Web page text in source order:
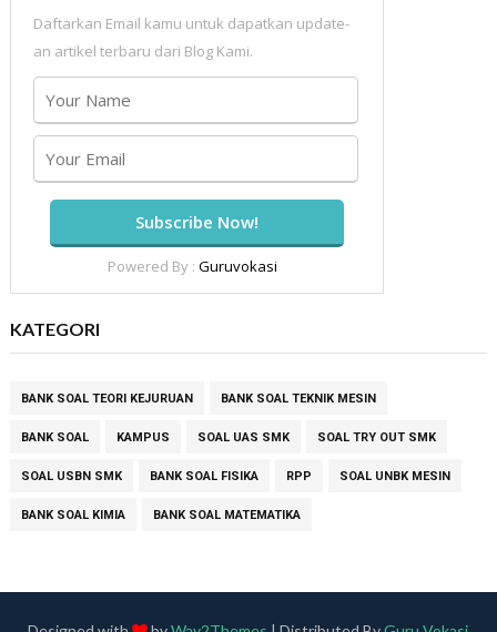
Daftarkan Email kamu untuk dapatkan update-
an artikel terbaru dari Blog Kami.
Powered By :Guruvokasi
KATEGORI
BANK SOAL TEORI KEJURUAN BANK SOAL TEKNIK MESIN
BANK SOAL KAMPUS SOAL UAS SMK SOAL TRY OUT SMK
SOAL USBN SMK BANK SOAL FISIKA RPP SOAL UNBK MESIN
BANK SOAL KIMIA BANK SOAL MATEMATIKA